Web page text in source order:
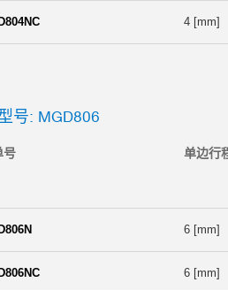
4 [mm]
号: MGD806
号 单边行
6 [mm]
6 [mm]